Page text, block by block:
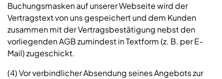
Buchungsmasken auf unserer Webseite wird der
Vertragstext von uns gespeichert und dem Kunden
zusammen mit der Vertragsbestätigung nebst den
vorliegenden AGB zumindest in Textform (z. B. per E-
Mail) zugeschickt.
(4) Vor verbindlicher Absendung seines Angebots zur